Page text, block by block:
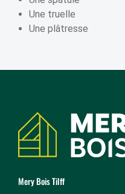
Une truelle
Une plâtresse
Coordonnées
Mery Bois Tilff